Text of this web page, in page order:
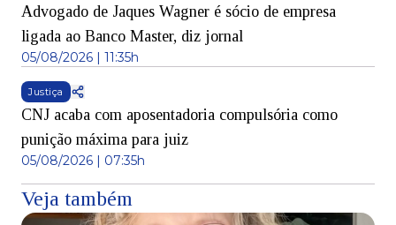
Advogado de Jaques Wagner é sócio de empresa
ligada ao Banco Master, diz jornal
05/08/2026 | 11:35h
Justiça
CNJ acaba com aposentadoria compulsória como
punição máxima para juiz
05/08/2026 | 07:35h
Veja também